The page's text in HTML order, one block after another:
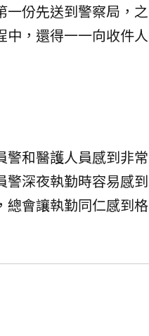
一份先送到警察局 ，之
中，還得一一向收件人
警和醫護人員感到非常
警深夜執勤時容易感到
總會讓執勤同仁感到格